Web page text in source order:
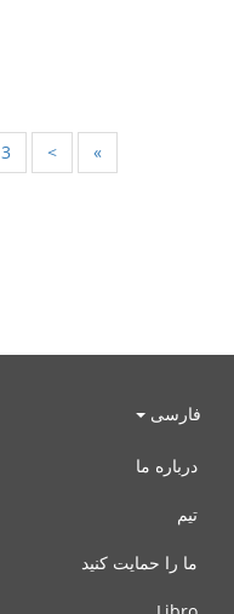
3 > »
فارسی
درباره ما
تیم
ما را حمایت کنید